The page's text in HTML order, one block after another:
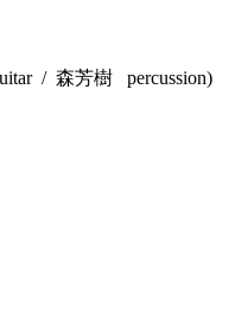
/ 森芳樹 percussion)